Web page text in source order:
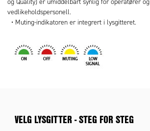
vedlikeholdspersonell.
• Muting-indikatoren er integrert i lysgitteret.
VELG LYSGITTER - STEG FOR STEG